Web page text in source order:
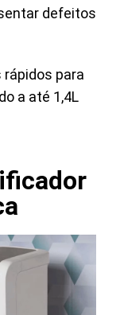
defeitos
rápidos para
a até 1,4L